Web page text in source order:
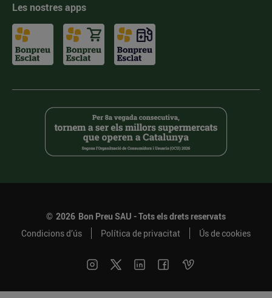
Les nostres apps
© 2026 Bon Preu SAU - Tots els drets reservats
Condicions d’ús
Política de privacitat Ús de cookies